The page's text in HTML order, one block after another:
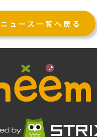
ニュース一覧へ戻る